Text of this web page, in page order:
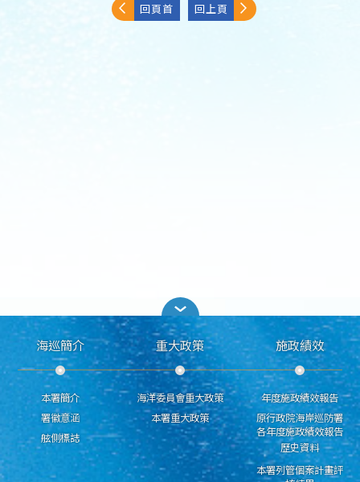
回頁首 回上頁
海巡簡介
本署簡介
署徽意涵
舷側標誌
重大政策
海洋委員會重大政策
本署重大政策
施政績效
年度施政績效報告
原行政院海岸巡防署
各年度施政績效報告
歷史資料
本署列管個案計畫評